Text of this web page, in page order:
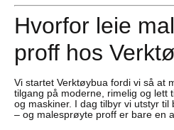
Hvorfor leie
proff hos
Vi startet Verktøybua fordi vi så at
tilgang på moderne, rimelig og lett
og maskiner. I dag tilbyr vi utstyr
– og malesprøyte proff er bare en